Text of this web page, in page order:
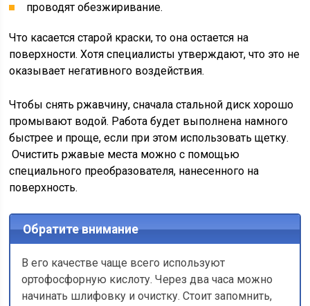
проводят обезжиривание.
Что касается старой краски, то она остается на
поверхности. Хотя специалисты утверждают, что это не
оказывает негативного воздействия.
Чтобы снять ржавчину, сначала стальной диск хорошо
промывают водой. Работа будет выполнена намного
быстрее и проще, если при этом использовать щетку.
Очистить ржавые места можно с помощью
специального преобразователя, нанесенного на
поверхность.
Обратите внимание
В его качестве чаще всего используют
ортофосфорную кислоту. Через два часа можно
начинать шлифовку и очистку. Стоит запомнить,